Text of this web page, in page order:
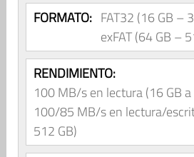
FORMATO: FAT32 (16 GB –
exFAT (64 GB –
RENDIMIENTO:
100 MB/s en lectura (16 GB
100/85 MB/s en lectura/
512 GB)